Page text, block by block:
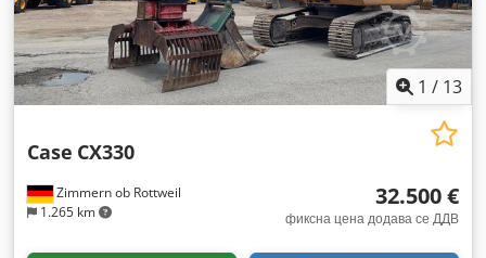
1 / 13
Zimmern ob Rottweil
1.265 km
Case CX330
32.500 €
фиксна цена додава се ДДВ